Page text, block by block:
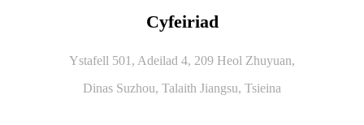
Cyfeiriad
Ystafell 501, Adeilad 4, 209 Heol Zhuyuan,
Dinas Suzhou, Talaith Jiangsu, Tsieina